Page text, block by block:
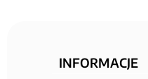
INFORMACJE